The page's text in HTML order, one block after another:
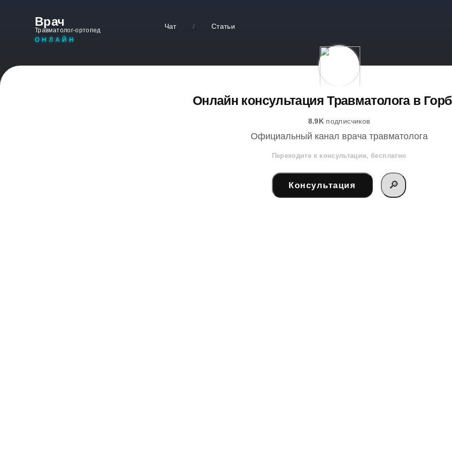
Врач
Травматолог-ортопед
ОНЛАЙН
Чат / Статьи
Онлайн консультация Травматолога в
8.9K подписчиков
Официальный канал врача травматолога
Переходите к консультации, бесплатно
Консультация 🔎